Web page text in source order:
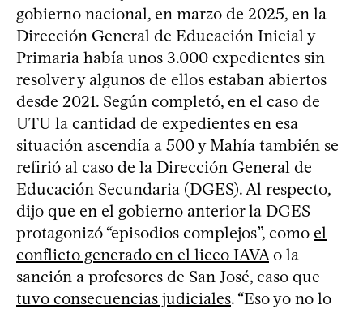
gobierno nacional, en marzo de 2025, en la
Dirección General de Educación Inicial y
Primaria había unos 3.000 expedientes sin
resolver y algunos de ellos estaban abiertos
desde 2021. Según completó, en el caso de
UTU la cantidad de expedientes en esa
situación ascendía a 500 y Mahía también se
refirió al caso de la Dirección General de
Educación Secundaria (DGES). Al respecto,
dijo que en el gobierno anterior la DGES
protagonizó “episodios complejos”, como el
conflicto generado en el liceo IAVA o la
sanción a profesores de San José, caso que
tuvo consecuencias judiciales. “Eso yo no lo